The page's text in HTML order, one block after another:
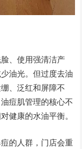
、使用强清洁产
油光。但过度去油
、泛红和屏障不
痘肌管理的核心不
健康的水油平衡。
的人群，门店会重